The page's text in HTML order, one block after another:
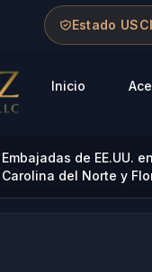
Estado
Inicio
Embajadas de EE.UU.
Carolina del Norte y